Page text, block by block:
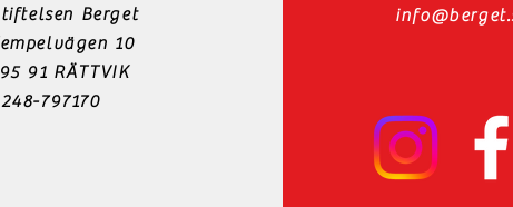
Berget
10
91 RÄTTVIK
797170